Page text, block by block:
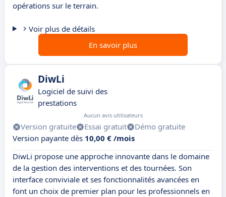
opérations sur le terrain.
Voir plus de détails
En savoir plus
DiwLi
Logiciel de suivi des
prestations
Aucun avis utilisateurs
Version gratuite Essai gratuit
Démo gratuite
Version payante dès 10,00 € /mois
DiwLi propose une approche innovante dans le domaine
de la gestion des interventions et des tournées. Son
interface conviviale et ses fonctionnalités avancées en
font un choix de premier plan pour les professionnels en